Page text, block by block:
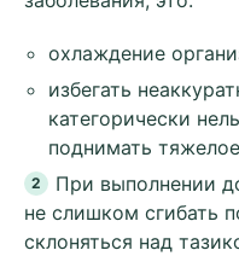
охлаждение
избегать
категорически
поднимать
При выполнении
не слишком сгибать
склоняться над